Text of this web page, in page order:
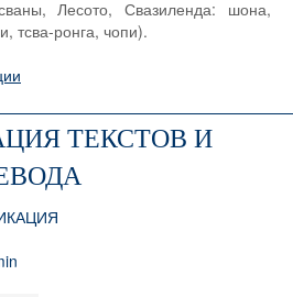
Лесото, Свазиленда: шона,
тсва-ронга, чопи).
ТЕКСТОВ И